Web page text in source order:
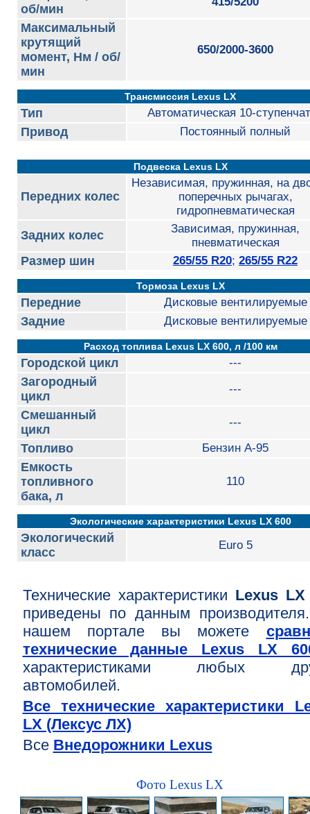
об/мин
Максимальный
крутящий
момент, Нм / об/
мин
650/2000-3600
Трансмиссия Lexus LX
Тип Автоматическая 10-
Привод Постоянный полный
Подвеска Lexus LX
Передних колес
Независимая, пружинная, на
поперечных рычагах,
гидропневматическая
Задних колес
Зависимая, пружинная,
пневматическая
Размер шин 265/55 R20; 265/55 R22
Тормоза Lexus LX
Передние Дисковые вентилируемые
Задние Дисковые вентилируемые
Расход топлива Lexus LX 600, л /100 км
Городской цикл ---
Загородный
цикл
---
Смешанный
цикл
---
Топливо Бензин А-95
Емкость
топливного
бака, л
110
Экологические характеристики Lexus LX 600
Экологический
класс
Euro 5
Технические характеристики Lexus LX
приведены по данным
нашем портале вы можете
технические данные Lexus LX
характеристиками любых
автомобилей.
Все технические характеристики
LX (Лексус ЛХ)
Все Внедорожники Lexus
Фото Lexus LX